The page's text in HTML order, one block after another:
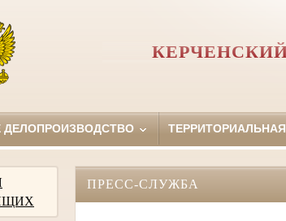
ДЕЛОПРОИЗВОДСТВО
ПРЕСС-СЛУЖБА